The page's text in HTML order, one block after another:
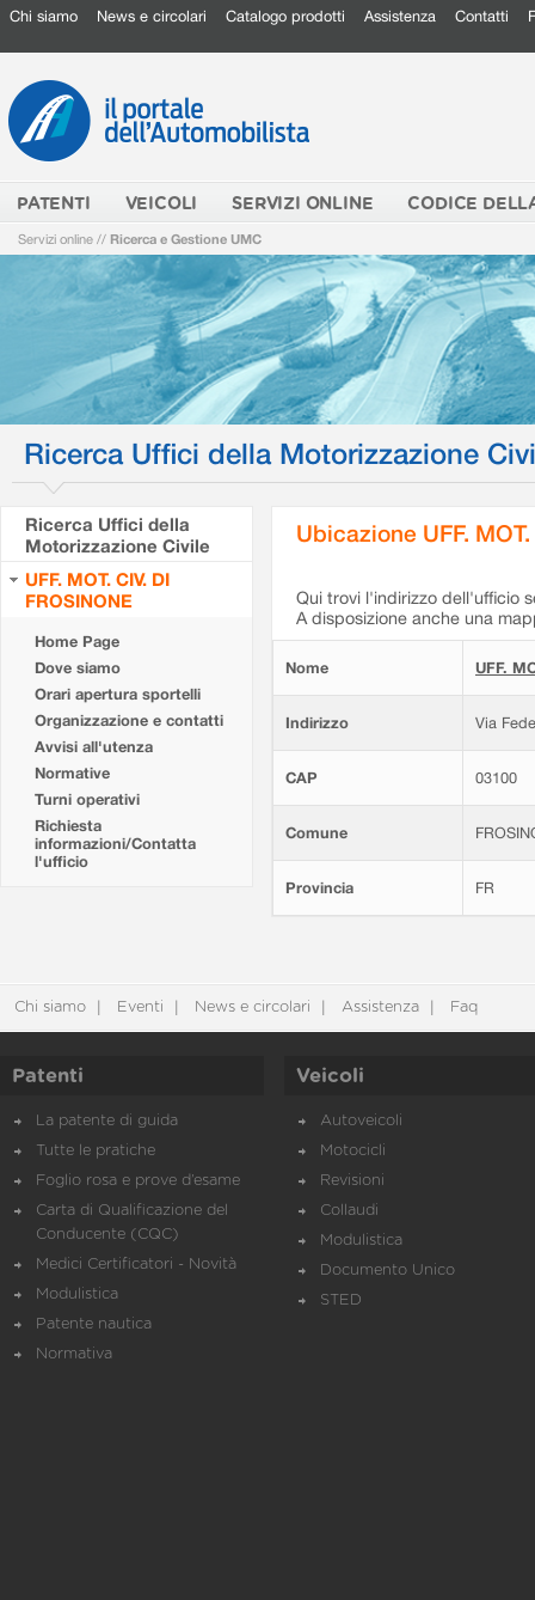
Chi siamo News e circolari Catalogo prodotti Assistenza Contatti
PATENTI VEICOLI SERVIZI ONLINE CODICE
Servizi online // Ricerca e Gestione UMC
Ricerca Uffici della Motorizzazione
Ricerca Uffici della
Motorizzazione Civile
UFF. MOT. CIV. DI
FROSINONE
Home Page
Dove siamo
Orari apertura sportelli
Organizzazione e contatti
Avvisi all'utenza
Normative
Turni operativi
Richiesta
informazioni/Contatta
l'ufficio
Ubicazione UFF.
Qui trovi l'indirizzo dell'ufficio
A disposizione anche una
Nome UFF.
Indirizzo Via
CAP 03100
Comune
Provincia FR
Chi siamo Eventi News e circolari Assistenza Faq
Patenti
La patente di guida
Tutte le pratiche
Foglio rosa e prove d’esame
Carta di Qualificazione del
Conducente (CQC)
Medici Certificatori - Novità
Modulistica
Patente nautica
Normativa
Veicoli
Autoveicoli
Motocicli
Revisioni
Collaudi
Modulistica
Documento Unico
STED